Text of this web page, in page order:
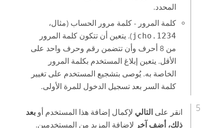
المحدد.
كلمة المرور - كلمة مرور الحساب (مثال،
jcho.1234). يتعين أن تتكون كلمة المرور
من 8 أحرف وأن تتضمن رقم وحرف واحد على
الأقل. يتعين إبلاغ المستخدم بكلمة المرور
الخاصة به. يُوصى بتشجيع المستخدم على تغيير
كلمة السر بعد تسجيل الدخول للمرة الأولى.
انقر على التالي لإكمال إضافة هذا المستخدم أو بعد
ذلك، أضف آخر لإضافة المزيد من المستخدمين.